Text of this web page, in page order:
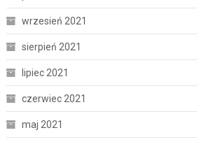
wrzesień 2021
sierpień 2021
lipiec 2021
czerwiec 2021
maj 2021